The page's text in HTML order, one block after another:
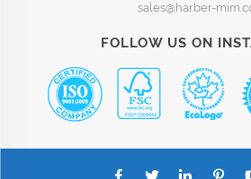
sales@harber-
FOLLOW US ON